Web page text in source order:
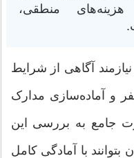
منطقی،
آگاهی از شرایط
و آماده‌سازی مدارک
جامع به بررسی این
با آمادگی کامل